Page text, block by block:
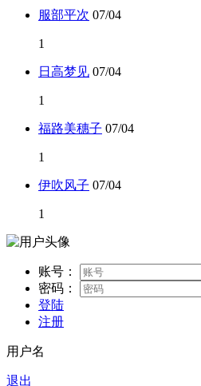
服部平次 07/04
1
日高梦见 07/04
1
福路美穗子 07/04
1
伊吹风子 07/04
1
账号：
密码：
登陆
注册
用户名
退出